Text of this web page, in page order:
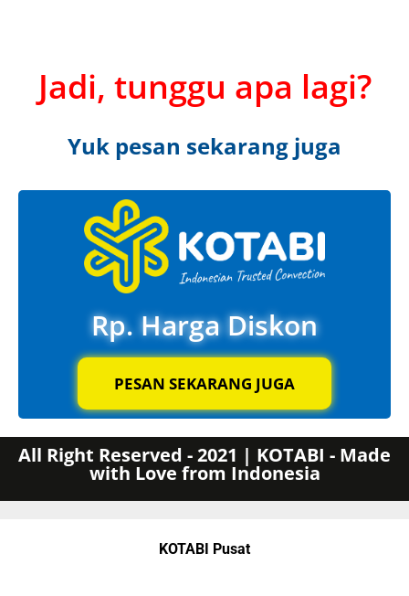
Jadi, tunggu apa lagi?
Yuk pesan sekarang juga
Rp. Harga Diskon
PESAN SEKARANG JUGA
All Right Reserved - 2021 | KOTABI - Made
with Love from Indonesia
KOTABI Pusat